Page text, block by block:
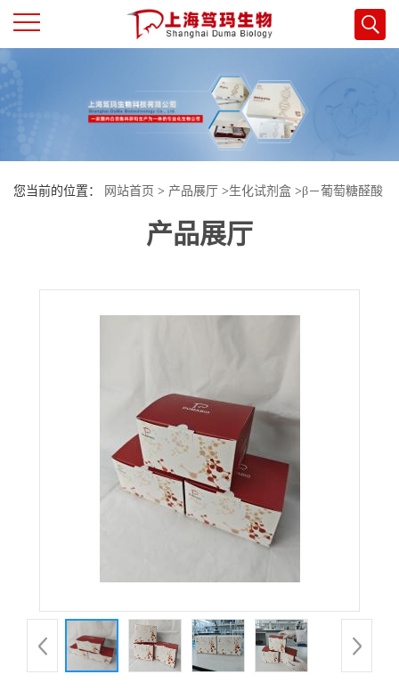
页
司
品
您当前的位置： 网站首页 > 产品展厅 >生化试剂盒 >β－葡萄糖醛酸
苷酶（β-glucuronidase，β-GD）试剂盒
产品展厅